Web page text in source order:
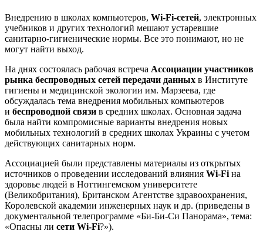
Внедрению в школах компьютеров, Wi-Fi-сетей, электронных
учебников и других технологий мешают устаревшие
санитарно-гигиенические нормы. Все это понимают, но не
могут найти выход.
На днях состоялась рабочая встреча Ассоциации участников
рынка беспроводных сетей передачи данных в Институте
гигиены и медицинской экологии им. Марзеева, где
обсуждалась тема внедрения мобильных компьютеров
и беспроводной связи в средних школах. Основная задача
была найти компромисные варианты внедрения новых
мобильных технологий в средних школах Украины с учетом
действующих санитарных норм.
Ассоциацией были представлены материалы из открытых
источников о проведении исследований влияния Wi-Fi на
здоровье людей в Ноттингемском университете
(Великобритания), Британском Агентстве здравоохранения,
Королевской академии инженерных наук и др. (приведены в
документальной телепрограмме «Би-Би-Си Панорама», тема:
«Опасны ли сети Wi-Fi?»).